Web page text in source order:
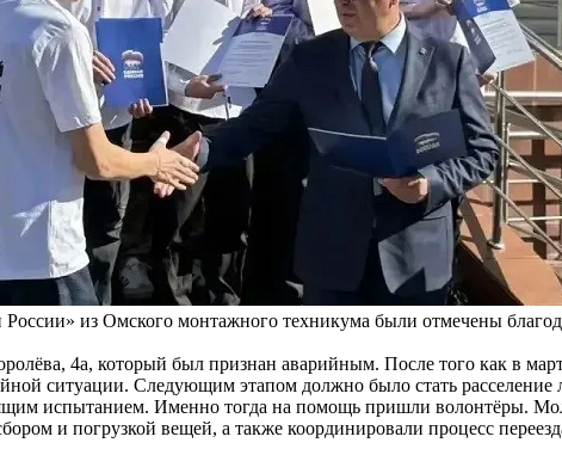
из Омского монтажного техникума были отмечены
4а, который был признан аварийным. После того как в
ситуации. Следующим этапом должно было стать
испытанием. Именно тогда на помощь пришли волонтёры.
и погрузкой вещей, а также координировали процесс